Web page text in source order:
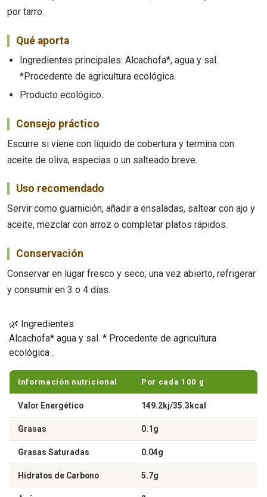
por tarro.
Qué aporta
Ingredientes principales: Alcachofa*, agua y sal.
*Procedente de agricultura ecológica.
Producto ecológico.
Consejo práctico
Escurre si viene con líquido de cobertura y termina con
aceite de oliva, especias o un salteado breve.
Uso recomendado
Servir como guarnición, añadir a ensaladas, saltear con ajo y
aceite, mezclar con arroz o completar platos rápidos.
Conservación
Conservar en lugar fresco y seco; una vez abierto, refrigerar
y consumir en 3 o 4 días.
🌿 Ingredientes
Alcachofa* agua y sal. * Procedente de agricultura
ecológica .
Información nutricional Por cada 100 g
Valor Energético 149.2kj/35.3kcal
Grasas 0.1g
Grasas Saturadas 0.04g
Hidratos de Carbono 5.7g